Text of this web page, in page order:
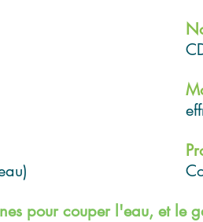
pour couper l'eau, et le